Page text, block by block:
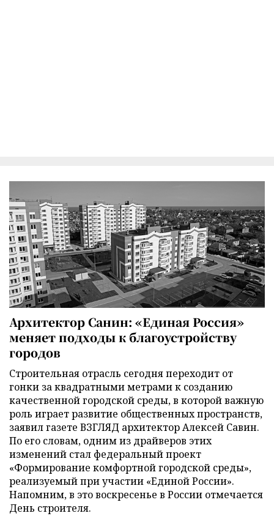
Архитектор Санин: «Единая Россия»
меняет подходы к благоустройству
городов
Строительная отрасль сегодня переходит от
гонки за квадратными метрами к созданию
качественной городской среды, в которой важную
роль играет развитие общественных пространств,
заявил газете ВЗГЛЯД архитектор Алексей Савин.
По его словам, одним из драйверов этих
изменений стал федеральный проект
«Формирование комфортной городской среды»,
реализуемый при участии «Единой России».
Напомним, в это воскресенье в России отмечается
День строителя.